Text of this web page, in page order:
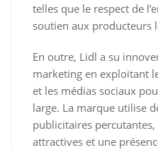
telles que le respect de
soutien aux producteurs
En outre, Lidl a su
marketing en exploitant
et les médias sociaux
large. La marque utilise
publicitaires
attractives et une